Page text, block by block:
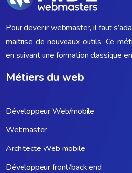
Pour devenir webmaster, il faut
maitrise de nouveaux outils. Ce
en suivant une formation classique
Métiers du web
Développeur Web/mobile
Webmaster
Architecte Web mobile
Développeur front/back end